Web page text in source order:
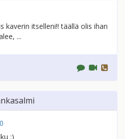
kaverin itselleni!! täällä olis ihan
...
:)